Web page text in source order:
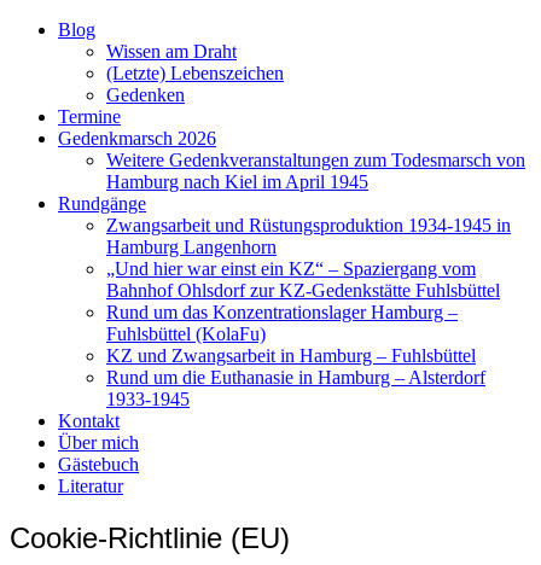
Blog
Wissen am Draht
(Letzte) Lebenszeichen
Gedenken
Termine
Gedenkmarsch 2026
Weitere Gedenkveranstaltungen zum Todesmarsch von
Hamburg nach Kiel im April 1945
Rundgänge
Zwangsarbeit und Rüstungsproduktion 1934-1945 in
Hamburg Langenhorn
„Und hier war einst ein KZ“ – Spaziergang vom
Bahnhof Ohlsdorf zur KZ-Gedenkstätte Fuhlsbüttel
Rund um das Konzentrationslager Hamburg –
Fuhlsbüttel (KolaFu)
KZ und Zwangsarbeit in Hamburg – Fuhlsbüttel
Rund um die Euthanasie in Hamburg – Alsterdorf
1933-1945
Kontakt
Über mich
Gästebuch
Literatur
Cookie-Richtlinie (EU)